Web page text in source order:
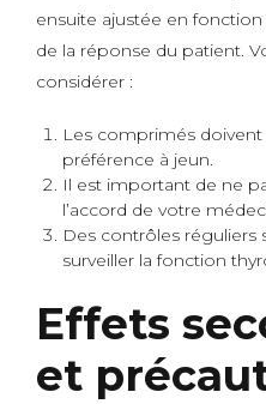
ensuite ajustée en
de la réponse du patient.
considérer :
Les comprimés
préférence à jeun.
Il est important de ne
l’accord de votre
Des contrôles réguliers
surveiller la fonction
Effets
et